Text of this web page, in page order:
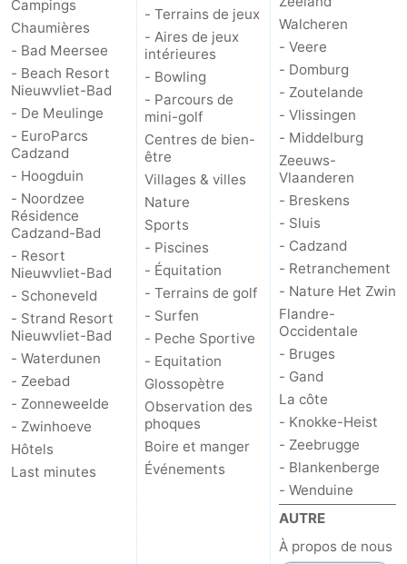
Campings
Chaumières
- Bad Meersee
- Beach Resort
Nieuwvliet-Bad
- De Meulinge
- EuroParcs
Cadzand
- Hoogduin
- Noordzee
Résidence
Cadzand-Bad
- Resort
Nieuwvliet-Bad
- Schoneveld
- Strand Resort
Nieuwvliet-Bad
- Waterdunen
- Zeebad
- Zonneweelde
- Zwinhoeve
Hôtels
Last minutes
- Terrains de jeux
- Aires de jeux
intérieures
- Bowling
- Parcours de
mini-golf
Centres de bien-
être
Villages & villes
Nature
Sports
- Piscines
- Équitation
- Terrains de golf
- Surfen
- Peche Sportive
- Equitation
Glossopètre
Observation des
phoques
Boire et manger
Événements
Walcheren
- Veere
- Domburg
- Zoutelande
- Vlissingen
- Middelburg
Zeeuws-
Vlaanderen
- Breskens
- Sluis
- Cadzand
- Retranchement
- Nature Het Zwin
Flandre-
Occidentale
- Bruges
- Gand
La côte
- Knokke-Heist
- Zeebrugge
- Blankenberge
- Wenduine
AUTRE
À propos de nous